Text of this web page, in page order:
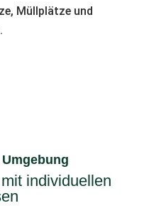
Müllplätze und
individuellen